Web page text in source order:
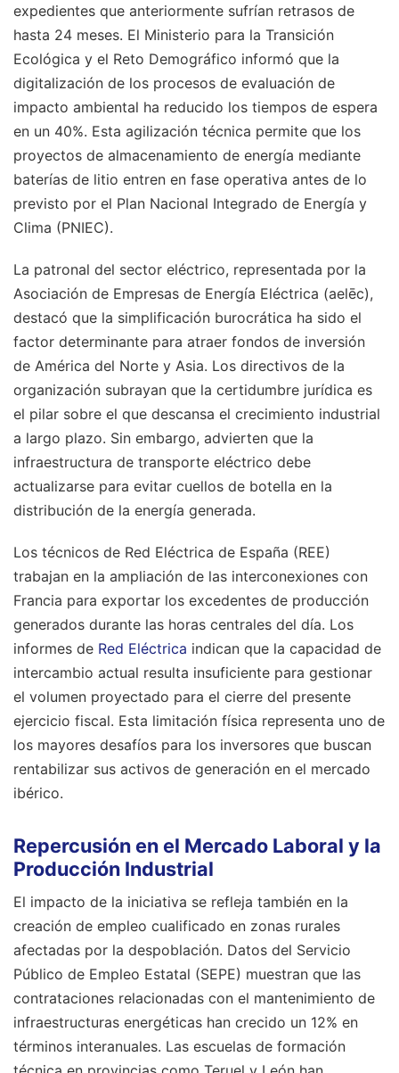
expedientes que anteriormente sufrían retrasos de
hasta 24 meses. El Ministerio para la Transición
Ecológica y el Reto Demográfico informó que la
digitalización de los procesos de evaluación de
impacto ambiental ha reducido los tiempos de espera
en un 40%. Esta agilización técnica permite que los
proyectos de almacenamiento de energía mediante
baterías de litio entren en fase operativa antes de lo
previsto por el Plan Nacional Integrado de Energía y
Clima (PNIEC).
La patronal del sector eléctrico, representada por la
Asociación de Empresas de Energía Eléctrica (aelēc),
destacó que la simplificación burocrática ha sido el
factor determinante para atraer fondos de inversión
de América del Norte y Asia. Los directivos de la
organización subrayan que la certidumbre jurídica es
el pilar sobre el que descansa el crecimiento industrial
a largo plazo. Sin embargo, advierten que la
infraestructura de transporte eléctrico debe
actualizarse para evitar cuellos de botella en la
distribución de la energía generada.
Los técnicos de Red Eléctrica de España (REE)
trabajan en la ampliación de las interconexiones con
Francia para exportar los excedentes de producción
generados durante las horas centrales del día. Los
informes de Red Eléctrica indican que la capacidad de
intercambio actual resulta insuficiente para gestionar
el volumen proyectado para el cierre del presente
ejercicio fiscal. Esta limitación física representa uno de
los mayores desafíos para los inversores que buscan
rentabilizar sus activos de generación en el mercado
ibérico.
Repercusión en el Mercado Laboral y la
Producción Industrial
El impacto de la iniciativa se refleja también en la
creación de empleo cualificado en zonas rurales
afectadas por la despoblación. Datos del Servicio
Público de Empleo Estatal (SEPE) muestran que las
contrataciones relacionadas con el mantenimiento de
infraestructuras energéticas han crecido un 12% en
términos interanuales. Las escuelas de formación